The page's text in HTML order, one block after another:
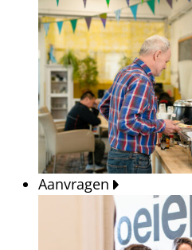
Aanvragen